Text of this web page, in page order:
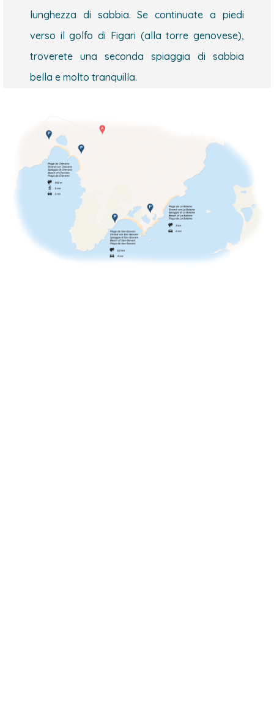
lunghezza di sabbia. Se continuate a piedi
verso il golfo di Figari (alla torre genovese),
troverete una seconda spiaggia di sabbia
bella e molto tranquilla.